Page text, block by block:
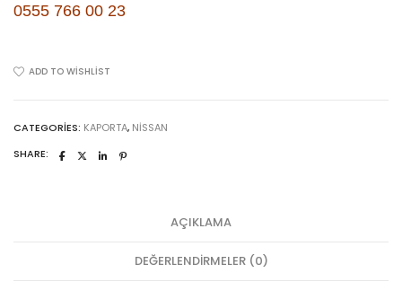
0555 766 00 23
ADD TO WISHLIST
CATEGORIES: KAPORTA, NISSAN
SHARE:
AÇIKLAMA
DEĞERLENDIRMELER (0)